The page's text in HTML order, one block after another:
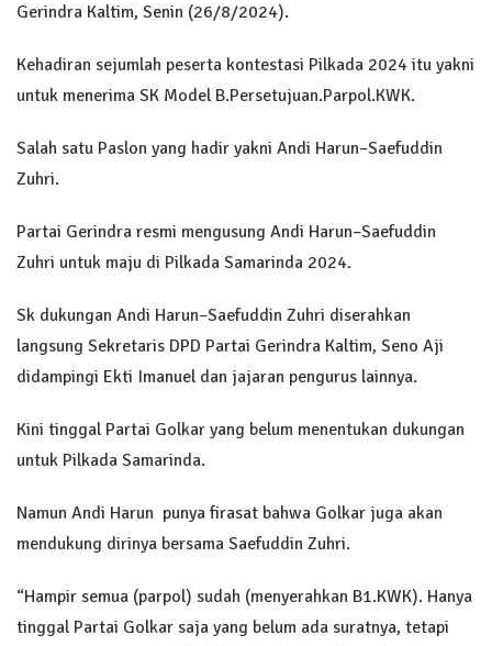
Gerindra Kaltim, Senin (26/8/2024).
Kehadiran sejumlah peserta kontestasi Pilkada 2024 itu yakni
untuk menerima SK Model B.Persetujuan.Parpol.KWK.
Salah satu Paslon yang hadir yakni Andi Harun–Saefuddin
Zuhri.
Partai Gerindra resmi mengusung Andi Harun–Saefuddin
Zuhri untuk maju di Pilkada Samarinda 2024.
Sk dukungan Andi Harun–Saefuddin Zuhri diserahkan
langsung Sekretaris DPD Partai Gerindra Kaltim, Seno Aji
didampingi Ekti Imanuel dan jajaran pengurus lainnya.
Kini tinggal Partai Golkar yang belum menentukan dukungan
untuk Pilkada Samarinda.
Namun Andi Harun punya firasat bahwa Golkar juga akan
mendukung dirinya bersama Saefuddin Zuhri.
“Hampir semua (parpol) sudah (menyerahkan B1.KWK). Hanya
tinggal Partai Golkar saja yang belum ada suratnya, tetapi